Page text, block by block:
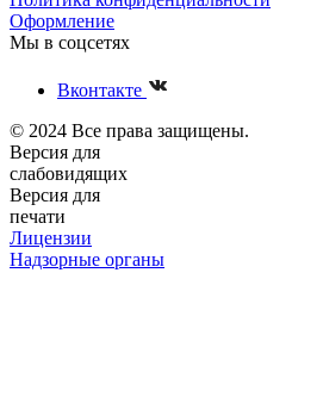
Оформление
Мы в соцсетях
Вконтакте
© 2024 Все права защищены.
Версия для
слабовидящих
Версия для
печати
Лицензии
Надзорные органы